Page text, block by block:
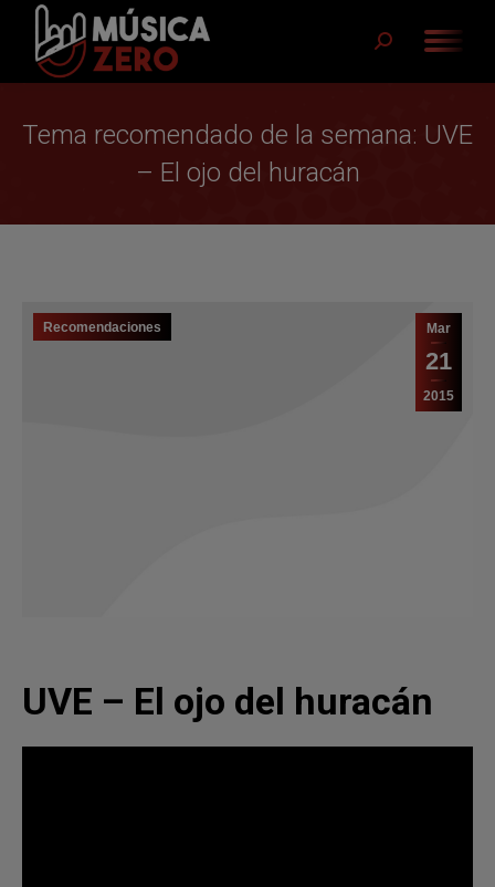
Buscar:
Tema recomendado de la semana: UVE
– El ojo del huracán
Mar
21
2015
Recomendaciones
UVE – El ojo del huracán